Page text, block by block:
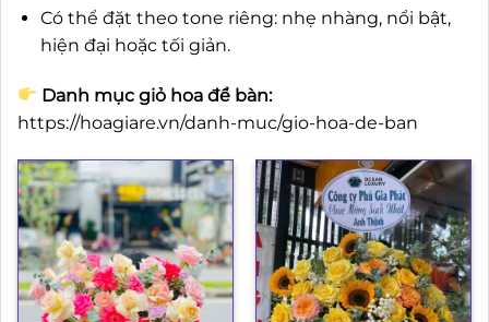
Có thể đặt theo tone riêng: nhẹ nhàng, nổi bật,
hiện đại hoặc tối giản.
Danh mục giỏ hoa để bàn:
https://hoagiare.vn/danh-muc/gio-hoa-de-ban